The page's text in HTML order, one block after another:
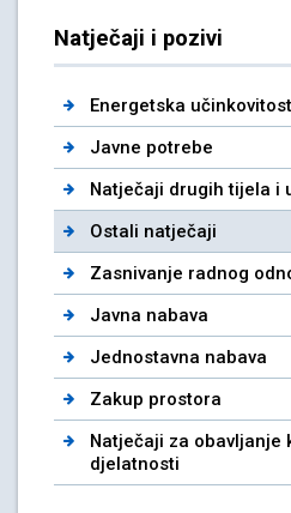
Natječaji i pozivi
Energetska učinkovitost
Javne potrebe
Natječaji drugih tijela i
Ostali natječaji
Zasnivanje radnog
Javna nabava
Jednostavna nabava
Zakup prostora
Natječaji za obavljanje
djelatnosti